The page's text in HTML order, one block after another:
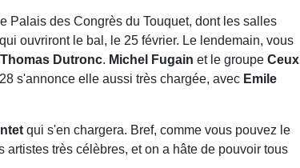
Palais des Congrès du Touquet, dont les salles
qui ouvriront le bal, le 25 février. Le lendemain, vous
Thomas Dutronc. Michel Fugain et le groupe Ceux
s'annonce elle aussi très chargée, avec Emile
qui s'en chargera. Bref, comme vous pouvez le
très célèbres, et on a hâte de pouvoir tous